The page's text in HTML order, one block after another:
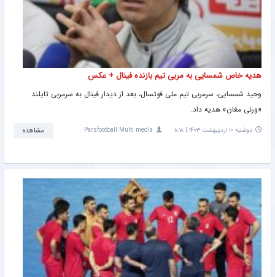
هدیه خاص شمسایی به مربی تیم بازنده فینال + عکس
وحید شمسایی، سرمربی تیم ملی فوتسال، بعد از دیدار فینال به سرمربی تایلند
«ورنی مغان» هدیه داد.
دوشنبه ۱۰ اردیبهشت ۱۴۰۳ | ۸:۱۸ Parsfootball Multi media مشاهده